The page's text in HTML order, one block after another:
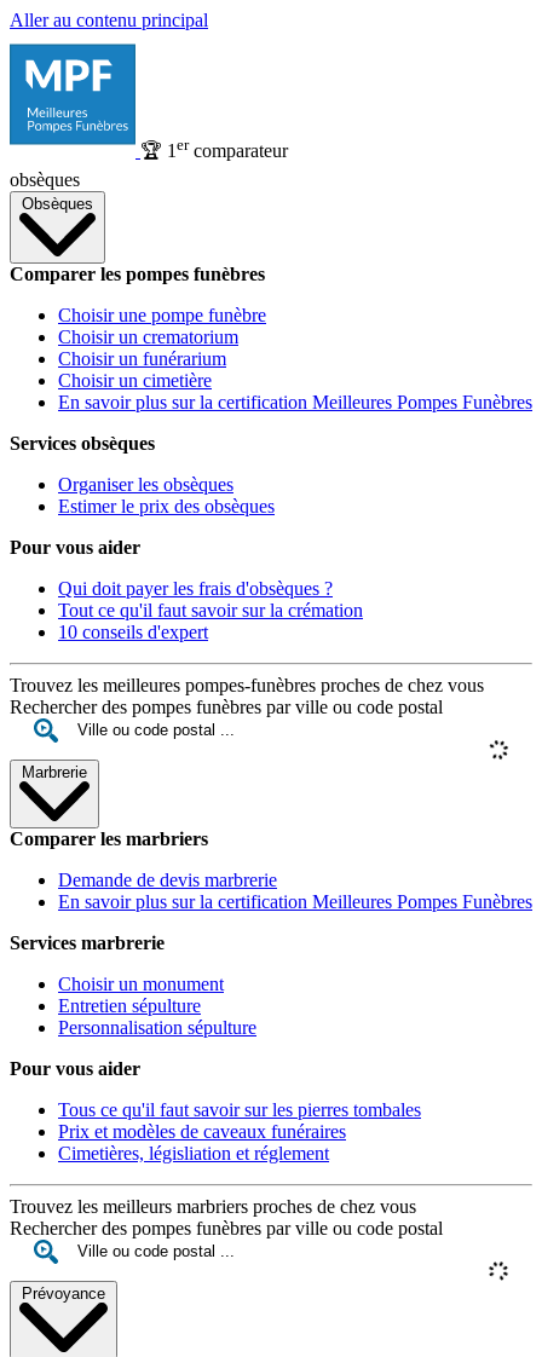
Aller au contenu principal
🏆 1 ercomparateur
obsèques
Obsèques
Comparer les pompes funèbres
Choisir une pompe funèbre
Choisir un crematorium
Choisir un funérarium
Choisir un cimetière
En savoir plus sur la certification Meilleures Pompes Funèbres
Services obsèques
Organiser les obsèques
Estimer le prix des obsèques
Pour vous aider
Qui doit payer les frais d'obsèques ?
Tout ce qu'il faut savoir sur la crémation
10 conseils d'expert
Trouvez les meilleures pompes-funèbres proches de chez vous
Rechercher des pompes funèbres par ville ou code postal
Marbrerie
Comparer les marbriers
Demande de devis marbrerie
En savoir plus sur la certification Meilleures Pompes Funèbres
Services marbrerie
Choisir un monument
Entretien sépulture
Personnalisation sépulture
Pour vous aider
Tous ce qu'il faut savoir sur les pierres tombales
Prix et modèles de caveaux funéraires
Cimetières, législiation et réglement
Trouvez les meilleurs marbriers proches de chez vous
Rechercher des pompes funèbres par ville ou code postal
Prévoyance